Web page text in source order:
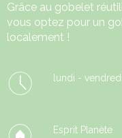
Grâce au gobelet
vous optez pour un
localement !
lundi -
Esprit Planète